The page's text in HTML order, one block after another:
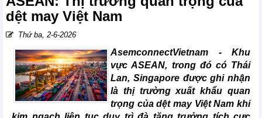
dệt may Việt Nam
Thứ ba, 2-6-2026
AsemconnectVietnam - Khu
vực ASEAN, trong đó có Thái
Lan, Singapore được ghi nhận
là thị trường xuất khẩu quan
trọng của dệt may Việt Nam khi